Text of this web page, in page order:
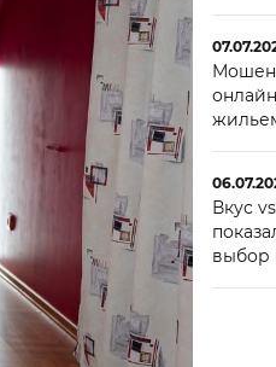
Вкус
выбор